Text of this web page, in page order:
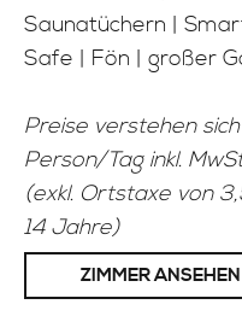
Saunatüchern |
Safe | Fön | großer
Preise verstehen
Person/Tag inkl.
(exkl. Ortstaxe von
14 Jahre)
ZIMMER ANSEHEN